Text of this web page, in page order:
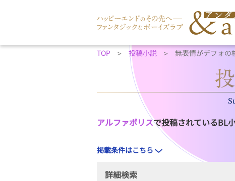
TOP 投稿小説 無表情がデフォの
アルファポリスで投稿されているBL
掲載条件はこちら
詳細検索